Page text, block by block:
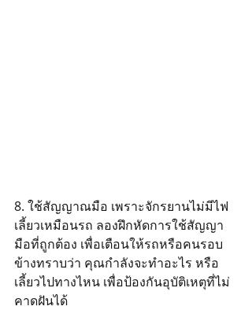
8. ใช้สัญญาณมือ เพราะจักรยานไม่มีไฟ
เลี้ยวเหมือนรถ ลองฝึกหัดการใช้สัญญา
มือที่ถูกต้อง เพื่อเตือนให้รถหรือคนรอบ
ข้างทราบว่า คุณกำลังจะทำอะไร หรือ
เลี้ยวไปทางไหน เพื่อป้องกันอุบัติเหตุที่ไม่
คาดฝันได้